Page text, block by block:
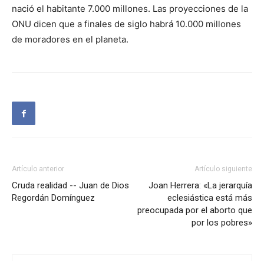
nació el habitante 7.000 millones. Las proyecciones de la
ONU dicen que a finales de siglo habrá 10.000 millones
de moradores en el planeta.
Artículo anterior
Cruda realidad -- Juan de Dios
Regordán Domínguez
Artículo siguiente
Joan Herrera: «La jerarquía
eclesiástica está más
preocupada por el aborto que
por los pobres»